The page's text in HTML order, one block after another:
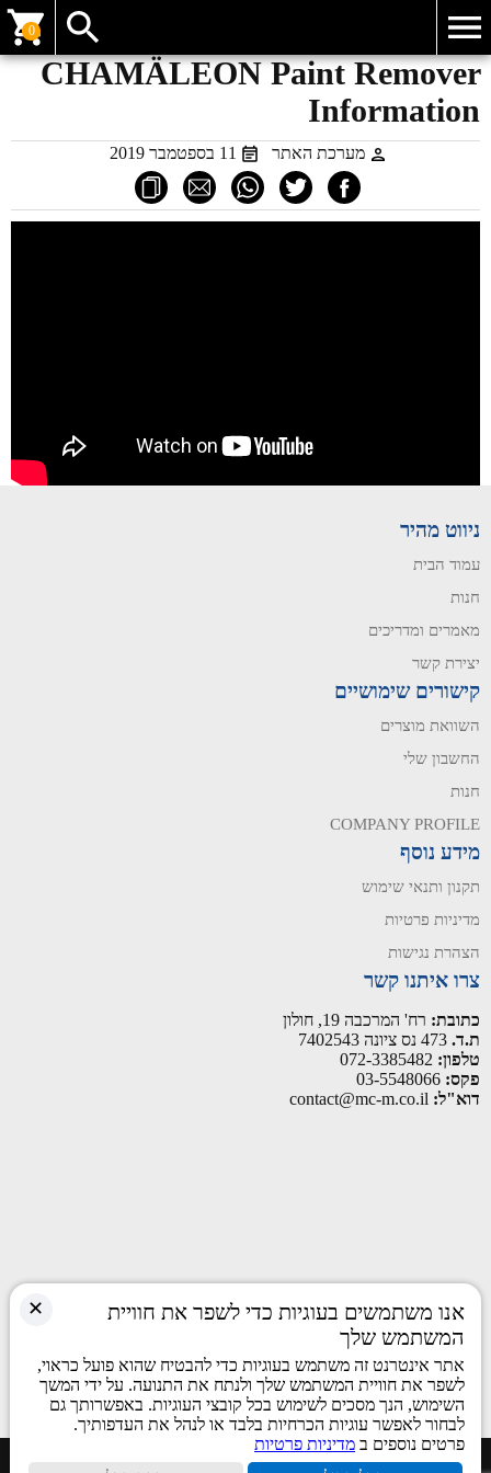
0
CHAMÄLEON Paint Remover
Information
מערכת האתר 11 בספטמבר 2019
ניווט מהיר
עמוד הבית
חנות
מאמרים ומדריכים
יצירת קשר
קישורים שימושיים
השוואת מוצרים
החשבון שלי
חנות
COMPANY PROFILE
מידע נוסף
תקנון ותנאי שימוש
מדיניות פרטיות
הצהרת נגישות
צרו איתנו קשר
כתובת: רח' המרכבה 19, חולון
ת.ד.
טלפון:
פקס:
דוא"ל:
כל הזכויות שמורות © 2026
✕
אנו משתמשים בעוגיות כדי לשפר את חוויית
המשתמש שלך
אתר אינטרנט זה משתמש בעוגיות כדי להבטיח שהוא פועל כראוי,
לשפר את חוויית המשתמש שלך ולנתח את התנועה. על ידי המשך
השימוש, הנך מסכים לשימוש בכל קובצי העוגיות. באפשרותך גם
לבחור לאפשר עוגיות הכרחיות בלבד או לנהל את העדפותיך.
פרטים נוספים ב מדיניות פרטיות